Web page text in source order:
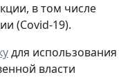
в том числе
(Covid-19).
для использования
власти